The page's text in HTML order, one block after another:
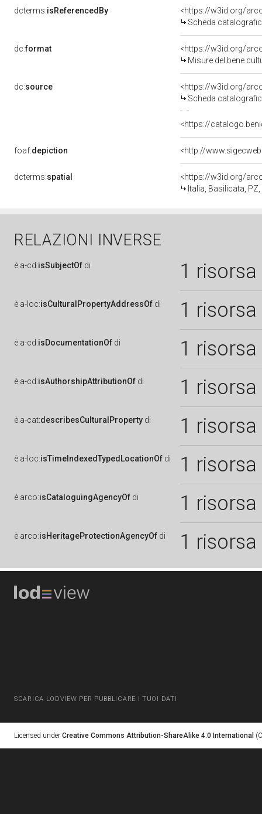
dcterms:isReferencedBy
<https://w3id.org/
Scheda
dc:format
<https://w3id.org/
Misure del bene
dc:source
<https://w3id.org/
Scheda
<https://
foaf:depiction <http://
dcterms:spatial
<https://w3id.org/
Italia, Basilicata,
RELAZIONI INVERSE
è a-cd:isSubjectOf di 1 risorsa
è a-loc:isCulturalPropertyAddressOf di 1 risorsa
è a-cd:isDocumentationOf di 1 risorsa
è a-cd:isAuthorshipAttributionOf di 1 risorsa
è a-cat:describesCulturalProperty di 1 risorsa
è a-loc:isTimeIndexedTypedLocationOf di 1 risorsa
è arco:isCataloguingAgencyOf di 1 risorsa
è arco:isHeritageProtectionAgencyOf di 1 risorsa
SCARICA LODVIEW PER PUBBLICARE I TUOI DATI
Licensed under Creative Commons Attribution-ShareAlike 4.0 International